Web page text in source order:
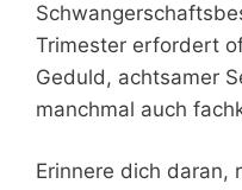
Trimester erfordert
Geduld, achtsamer
manchmal auch
Erinnere dich daran,